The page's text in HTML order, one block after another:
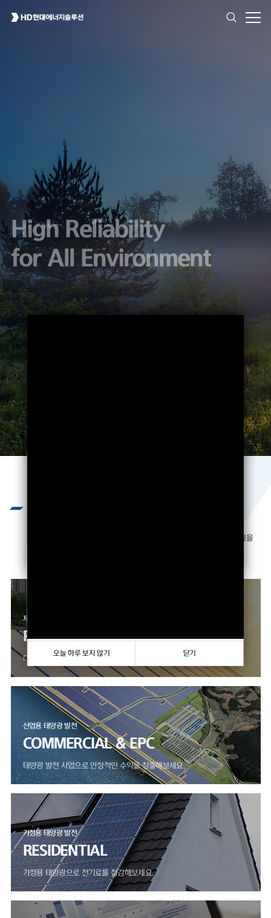
High Reliability
for All Environment
제품 테스트를 통하여 제품의 질을
제품 판매 사업
PRODUCTS
다양한 모듈, 인버터 제품을 만나보세요.
산업용 태양광 발전
COMMERCIAL & EPC
태양광 발전 사업으로 안정적인 수익을 창출해보세요.
가정용 태양광 발전
RESIDENTIAL
가정용 태양광으로 전기료를 절감해보세요.
오늘 하루 보지 않기 닫기